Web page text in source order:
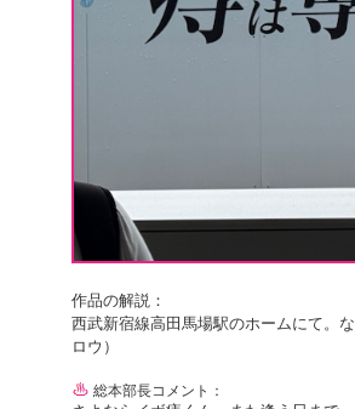
作品の解説：
西武新宿線高田馬場駅のホームにて。
ロウ）
総本部長コメント：